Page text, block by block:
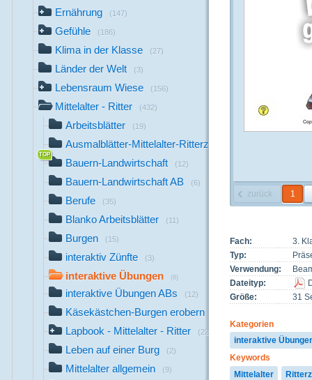
Ernährung (147)
Gefühle (186)
Klima in der Klasse (27)
Länder der Welt (3)
Lebensraum Wiese (156)
Mittelalter - Ritter (432)
Arbeitsblätter (19)
Ausmalblätter-Mittelalter-Ritterzeit
Bauern-Landwirtschaft (12)
Bauern-Landwirtschaft AB (6)
Berufe (35)
Blanko Arbeitsblätter (11)
Burgen (15)
interaktiv Zünfte (3)
interaktive Übungen (8)
interaktive Übungen ABs (12)
Käsekästchen-Burgen erobern
Lapbook - Mittelalter - Ritter (222)
Leben auf einer Burg (2)
Mittelalter allgemein (9)
zurück 1
Fach:
3.
Typ:
Verwendung:
Dateityp:
Größe:
31
Kategorien
interaktive
Keywords
Mittelalter